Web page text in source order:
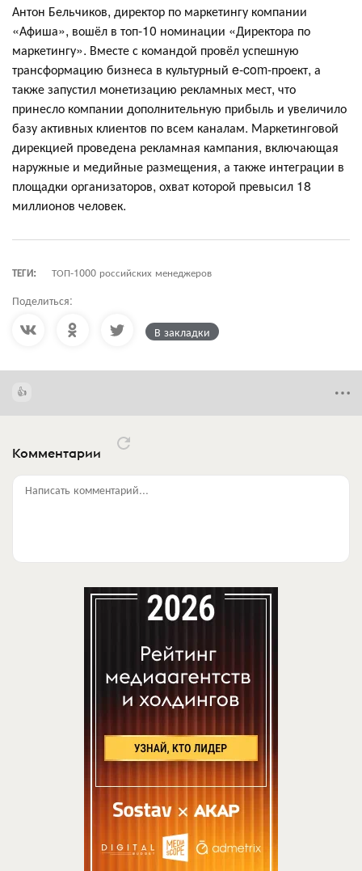
Антон Бельчиков, директор по маркетингу компании
«Афиша», вошёл в топ-10 номинации «Директора по
маркетингу». Вместе с командой провёл успешную
трансформацию бизнеса в культурный e-com-проект, а
также запустил монетизацию рекламных мест, что
принесло компании дополнительную прибыль и увеличило
базу активных клиентов по всем каналам. Маркетинговой
дирекцией проведена рекламная кампания, включающая
наружные и медийные размещения, а также интеграции в
площадки организаторов, охват которой превысил 18
миллионов человек.
ТЕГИ: ТОП-1000 российских менеджеров
Поделиться:
В закладки
Комментарии
Написать комментарий...